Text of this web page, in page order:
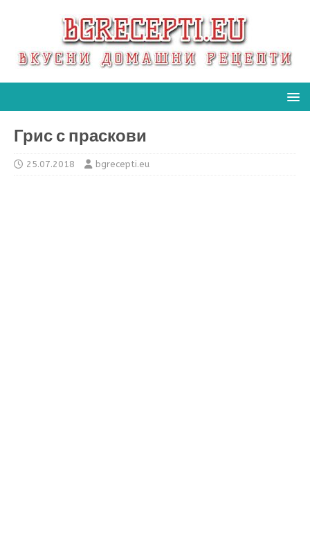
Грис с праскови
25.07.2018 bgrecepti.eu